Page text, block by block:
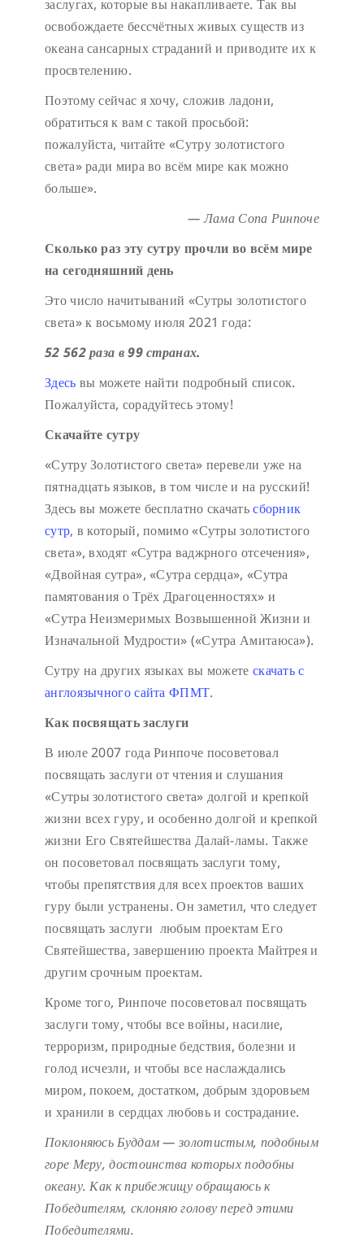
заслугах, которые вы накапливаете. Так вы
освобождаете бессчётных живых существ из
океана сансарных страданий и приводите их к
просвтелению.
Поэтому сейчас я хочу, сложив ладони,
обратиться к вам с такой просьбой:
пожалуйста, читайте «Сутру золотистого
света» ради мира во всём мире как можно
больше».
— Лама Сопа Ринпоче
Сколько раз эту сутру прочли во всём мире
на сегодняшний день
Это число начитываний «Сутры золотистого
света» к восьмому июля 2021 года:
52 562 раза в 99 странах.
Здесь вы можете найти подробный список.
Пожалуйста, сорадуйтесь этому!
Скачайте сутру
«Сутру Золотистого света» перевели уже на
пятнадцать языков, в том числе и на русский!
Здесь вы можете бесплатно скачатьсборник
сутр, в который, помимо «Сутры золотистого
света», входят «Сутра ваджрного отсечения»,
«Двойная сутра», «Сутра сердца», «Сутра
памятования о Трёх Драгоценностях» и
«Сутра Неизмеримых Возвышенной Жизни и
Изначальной Мудрости» («Сутра Амитаюса»).
Сутру на других языках вы можете скачать с
англоязычного сайта ФПМТ.
Как посвящать заслуги
В июле 2007 года Ринпоче посоветовал
посвящать заслуги от чтения и слушания
«Сутры золотистого света» долгой и крепкой
жизни всех гуру, и особенно долгой и крепкой
жизни Его Святейшества Далай-ламы. Также
он посоветовал посвящать заслуги тому,
чтобы препятствия для всех проектов ваших
гуру были устранены. Он заметил, что следует
посвящать заслуги любым проектам Его
Святейшества, завершению проекта Майтрея и
другим срочным проектам.
Кроме того, Ринпоче посоветовал посвящать
заслуги тому, чтобы все войны, насилие,
терроризм, природные бедствия, болезни и
голод исчезли, и чтобы все наслаждались
миром, покоем, достатком, добрым здоровьем
и хранили в сердцах любовь и сострадание.
Поклоняюсь Буддам — золотистым, подобным
горе Меру, достоинства которых подобны
океану. Как к прибежищу обращаюсь к
Победителям, склоняю голову перед этими
Победителями.